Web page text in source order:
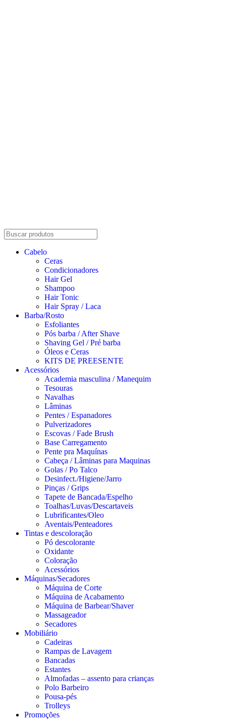
Cabelo
Ceras
Condicionadores
Hair Gel
Shampoo
Hair Tonic
Hair Spray / Laca
Barba/Rosto
Esfoliantes
Pós barba / After Shave
Shaving Gel / Pré barba
Óleos e Ceras
KITS DE PREESENTE
Acessórios
Academia masculina / Manequim
Tesouras
Navalhas
Lâminas
Pentes / Espanadores
Pulverizadores
Escovas / Fade Brush
Base Carregamento
Pente pra Maquínas
Cabeça / Lâminas para Maquinas
Golas / Po Talco
Desinfect./Higiene/Jarro
Pinças / Grips
Tapete de Bancada/Espelho
Toalhas/Luvas/Descartaveis
Lubrificantes/Oleo
Aventais/Penteadores
Tintas e descoloração
Pó descolorante
Oxidante
Coloração
Acessórios
Máquinas/Secadores
Máquina de Corte
Máquina de Acabamento
Máquina de Barbear/Shaver
Massageador
Secadores
Mobiliário
Cadeiras
Rampas de Lavagem
Bancadas
Estantes
Almofadas – assento para crianças
Polo Barbeiro
Pousa-pés
Trolleys
Promoções